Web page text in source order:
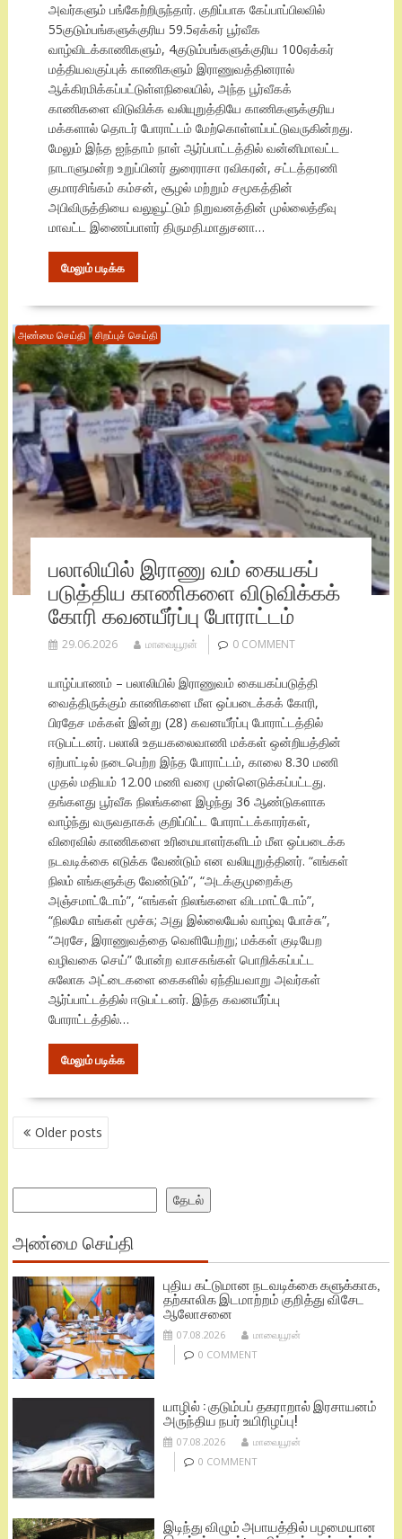
அவர்களும் பங்கேற்றிருந்தார். குறிப்பாக கேப்பாப்பிலவில்
55குடும்பங்களுக்குரிய 59.5ஏக்கர் பூர்வீக
வாழ்விடக்காணிகளும், 4குடும்பங்களுக்குரிய 100ஏக்கர்
மத்தியவகுப்புக் காணிகளும் இராணுவத்தினரால்
ஆக்கிரமிக்கப்பட்டுள்ளநிலையில், அந்த பூர்வீகக்
காணிகளை விடுவிக்க வலியுறுத்தியே காணிகளுக்குரிய
மக்களால் தொடர் போராட்டம் மேற்கொள்ளப்பட்டுவருகின்றது.
மேலும் இந்த ஐந்தாம் நாள் ஆர்ப்பாட்டத்தில் வன்னிமாவட்ட
நாடாளுமன்ற உறுப்பினர் துரைராசா ரவிகரன், சட்டத்தரணி
குமாரசிங்கம் கம்சன், சூழல் மற்றும் சமூகத்தின்
அபிவிருத்தியை வலுவூட்டும் நிறுவனத்தின் முல்லைத்தீவு
மாவட்ட இணைப்பாளர் திருமதி.மாதுசனா…
மேலும் படிக்க
அண்மை செய்தி சிறப்புச் செய்தி
பலாலியில் இராணு வம் கையகப்
படுத்திய காணிகளை விடுவிக்கக்
கோரி கவனயீர்ப்பு போராட்டம்
29.06.2026 மாவையூரன் 0 COMMENT
யாழ்ப்பாணம் – பலாலியில் இராணுவம் கையகப்படுத்தி
வைத்திருக்கும் காணிகளை மீள ஒப்படைக்கக் கோரி,
பிரதேச மக்கள் இன்று (28) கவனயீர்ப்பு போராட்டத்தில்
ஈடுபட்டனர். பலாலி உதயகலைவாணி மக்கள் ஒன்றியத்தின்
ஏற்பாட்டில் நடைபெற்ற இந்த போராட்டம், காலை 8.30 மணி
முதல் மதியம் 12.00 மணி வரை முன்னெடுக்கப்பட்டது.
தங்களது பூர்வீக நிலங்களை இழந்து 36 ஆண்டுகளாக
வாழ்ந்து வருவதாகக் குறிப்பிட்ட போராட்டக்காரர்கள்,
விரைவில் காணிகளை உரிமையாளர்களிடம் மீள ஒப்படைக்க
நடவடிக்கை எடுக்க வேண்டும் என வலியுறுத்தினர். “எங்கள்
நிலம் எங்களுக்கு வேண்டும்”, “அடக்குமுறைக்கு
அஞ்சமாட்டோம்”, “எங்கள் நிலங்களை விடமாட்டோம்”,
“நிலமே எங்கள் மூச்சு; அது இல்லையேல் வாழ்வு போச்சு”,
“அரசே, இராணுவத்தை வெளியேற்று; மக்கள் குடியேற
வழிவகை செய்” போன்ற வாசகங்கள் பொறிக்கப்பட்ட
சுலோக அட்டைகளை கைகளில் ஏந்தியவாறு அவர்கள்
ஆர்ப்பாட்டத்தில் ஈடுபட்டனர். இந்த கவனயீர்ப்பு
போராட்டத்தில்…
மேலும் படிக்க
POSTS
NAVIGATION
Older posts
தேடல்
அண்மை செய்தி
புதிய கட்டுமான நடவடிக்கை களுக்காக,
தற்காலிக இடமாற்றம் குறித்து விசேட
ஆலோசனை
07.08.2026
மாவையூரன்
0 COMMENT
யாழில் : குடும்பப் தகராறால் இரசாயனம்
அருந்திய நபர் உயிரிழப்பு!
07.08.2026
மாவையூரன்
0 COMMENT
இடிந்து விழும் அபாயத்தில் பழமையான